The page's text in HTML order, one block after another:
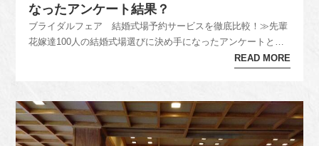
なったアンケート結果？
ブライダルフェア 結婚式場予約サービスを徹底比較！≫先輩
花嫁達100人の結婚式場選びに決め手になったアンケートと
は？先輩花嫁達の式場を決定するとき式場を選ぶ決め手になっ
16%4位...
READ MORE